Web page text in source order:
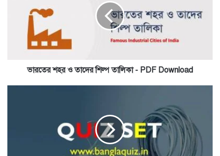
ভারতের শহর ও তাদের শিল্প তালিকা - PDF Download